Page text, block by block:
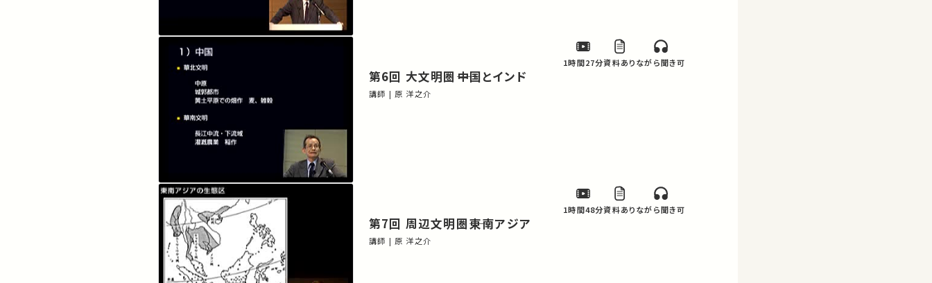
1時間27分資料ありながら聞き可
第6回 大文明圏――中国とインド
講師 | 原 洋之介
1時間48分資料ありながら聞き可
第7回 周辺文明圏――東南アジア
講師 | 原 洋之介